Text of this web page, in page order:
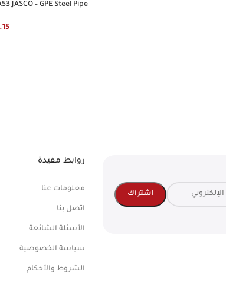
JASCO – GPE Steel Pipe
روابط مفيدة
معلومات عنا
اتصل بنا
الأسئلة الشائعة
سياسة الخصوصية
الشروط والأحكام